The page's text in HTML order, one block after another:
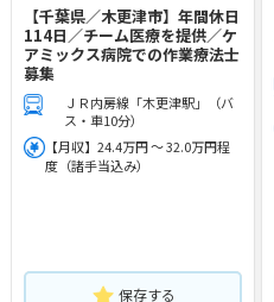
【千葉県／木更津市】年間休日
114日／チーム医療を提供／ケ
アミックス病院での作業療法士
募集
ＪＲ内房線「木更津駅」（バ
ス・車10分）
【月収】24.4万円 ～ 32.0万円程
度（諸手当込み）
保存する